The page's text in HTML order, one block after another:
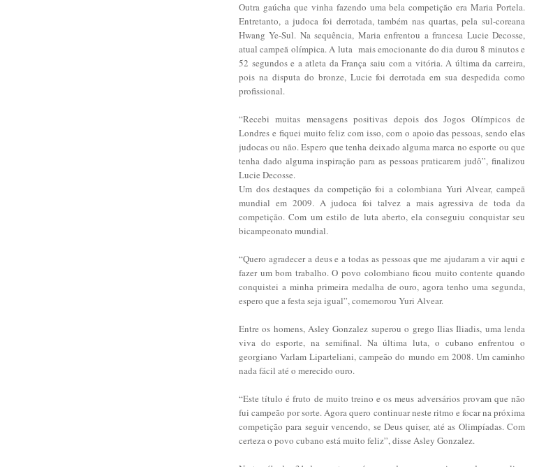
Outra gaúcha que vinha fazendo uma bela competição era Maria Portela.
Entretanto, a judoca foi derrotada, também nas quartas, pela sul-coreana
Hwang Ye-Sul. Na sequência, Maria enfrentou a francesa Lucie Decosse,
atual campeã olímpica. A luta mais emocionante do dia durou 8 minutos e
52 segundos e a atleta da França saiu com a vitória. A última da carreira,
pois na disputa do bronze, Lucie foi derrotada em sua despedida como
profissional.
“Recebi muitas mensagens positivas depois dos Jogos Olímpicos de
Londres e fiquei muito feliz com isso, com o apoio das pessoas, sendo elas
judocas ou não. Espero que tenha deixado alguma marca no esporte ou que
tenha dado alguma inspiração para as pessoas praticarem judô”, finalizou
Lucie Decosse.
Um dos destaques da competição foi a colombiana Yuri Alvear, campeã
mundial em 2009. A judoca foi talvez a mais agressiva de toda da
competição. Com um estilo de luta aberto, ela conseguiu conquistar seu
bicampeonato mundial.
“Quero agradecer a deus e a todas as pessoas que me ajudaram a vir aqui e
fazer um bom trabalho. O povo colombiano ficou muito contente quando
conquistei a minha primeira medalha de ouro, agora tenho uma segunda,
espero que a festa seja igual”, comemorou Yuri Alvear.
Entre os homens, Asley Gonzalez superou o grego Ilias Iliadis, uma lenda
viva do esporte, na semifinal. Na última luta, o cubano enfrentou o
georgiano Varlam Liparteliani, campeão do mundo em 2008. Um caminho
nada fácil até o merecido ouro.
“Este título é fruto de muito treino e os meus adversários provam que não
fui campeão por sorte. Agora quero continuar neste ritmo e focar na próxima
competição para seguir vencendo, se Deus quiser, até as Olimpíadas. Com
certeza o povo cubano está muito feliz”, disse Asley Gonzalez.